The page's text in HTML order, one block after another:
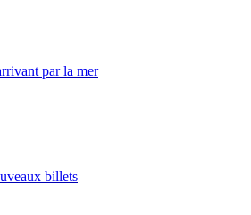
par la mer
billets